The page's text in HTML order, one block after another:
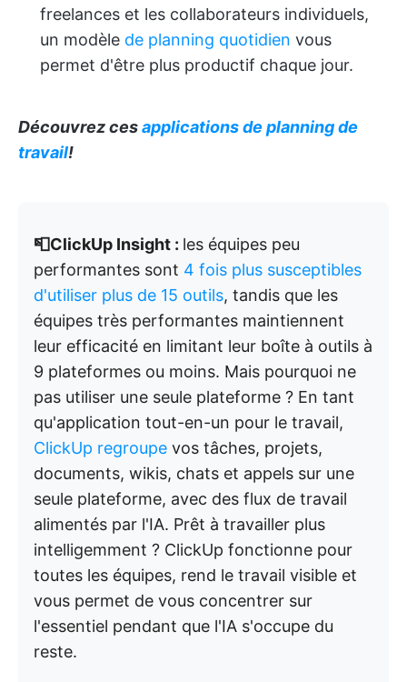
freelances et les collaborateurs individuels,
un modèle de planning quotidien vous
permet d'être plus productif chaque jour.
Découvrez cesapplications de planning de
travail!
📮ClickUp Insight : les équipes peu
performantes sont 4 fois plus susceptibles
d'utiliser plus de 15 outils, tandis que les
équipes très performantes maintiennent
leur efficacité en limitant leur boîte à outils à
9 plateformes ou moins. Mais pourquoi ne
pas utiliser une seule plateforme ? En tant
qu'application tout-en-un pour le travail,
ClickUp regroupe vos tâches, projets,
documents, wikis, chats et appels sur une
seule plateforme, avec des flux de travail
alimentés par l'IA. Prêt à travailler plus
intelligemment ? ClickUp fonctionne pour
toutes les équipes, rend le travail visible et
vous permet de vous concentrer sur
l'essentiel pendant que l'IA s'occupe du
reste.